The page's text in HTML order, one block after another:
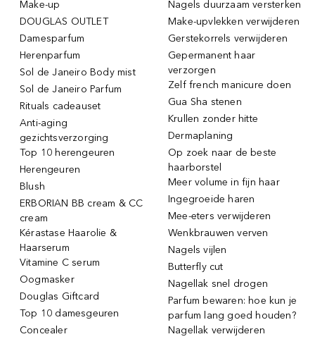
Make-up
DOUGLAS OUTLET
Damesparfum
Herenparfum
Sol de Janeiro Body mist
Sol de Janeiro Parfum
Rituals cadeauset
Anti-aging
gezichtsverzorging
Top 10 herengeuren
Herengeuren
Blush
ERBORIAN BB cream & CC
cream
Kérastase Haarolie &
Haarserum
Vitamine C serum
Oogmasker
Douglas Giftcard
Top 10 damesgeuren
Concealer
Nagels duurzaam versterken
Make-upvlekken verwijderen
Gerstekorrels verwijderen
Gepermanent haar
verzorgen
Zelf french manicure doen
Gua Sha stenen
Krullen zonder hitte
Dermaplaning
Op zoek naar de beste
haarborstel
Meer volume in fijn haar
Ingegroeide haren
Mee-eters verwijderen
Wenkbrauwen verven
Nagels vijlen
Butterfly cut
Nagellak snel drogen
Parfum bewaren: hoe kun je
parfum lang goed houden?
Nagellak verwijderen